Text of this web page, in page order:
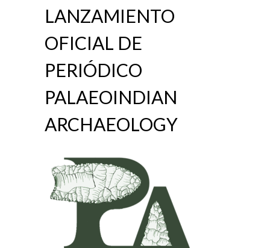
LANZAMIENTO
OFICIAL DE
PERIÓDICO
PALAEOINDIAN
ARCHAEOLOGY